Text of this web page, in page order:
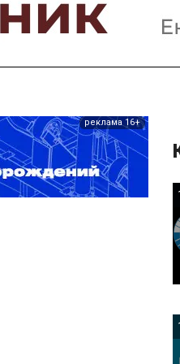
реклама 16+